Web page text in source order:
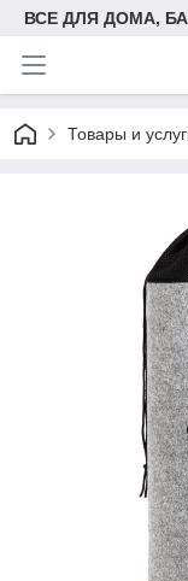
ВСЕ ДЛЯ ДОМА,
Товары и